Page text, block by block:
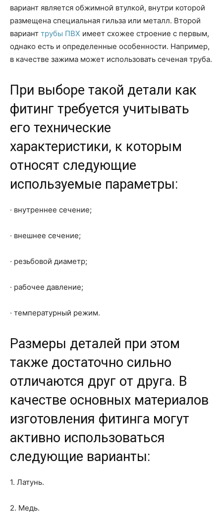
вариант является обжимной втулкой, внутри которой
размещена специальная гильза или металл. Второй
вариант трубы ПВХ имеет схожее строение с первым,
однако есть и определенные особенности. Например,
в качестве зажима может использовать сеченая труба.
При выборе такой детали как
фитинг требуется учитывать
его технические
характеристики, к которым
относят следующие
используемые параметры:
· внутреннее сечение;
· внешнее сечение;
· резьбовой диаметр;
· рабочее давление;
· температурный режим.
Размеры деталей при этом
также достаточно сильно
отличаются друг от друга. В
качестве основных материалов
изготовления фитинга могут
активно использоваться
следующие варианты:
1. Латунь.
2. Медь.